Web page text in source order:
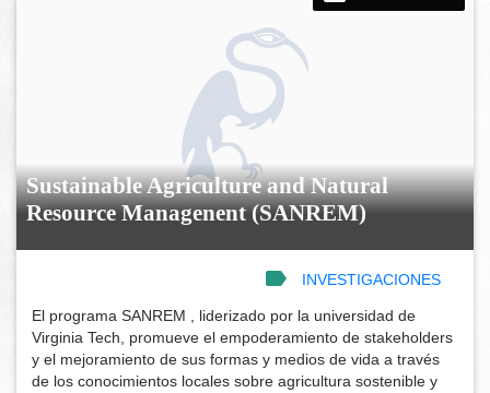
Sustainable Agriculture and Natural
Resource Managenent (SANREM)
INVESTIGACIONES
El programa SANREM , liderizado por la universidad de
Virginia Tech, promueve el empoderamiento de stakeholders
y el mejoramiento de sus formas y medios de vida a través
de los conocimientos locales sobre agricultura sostenible y